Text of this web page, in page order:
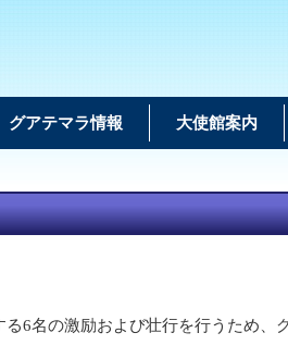
グアテマラ情報 大使館案内
6名の激励および壮行を行うため、